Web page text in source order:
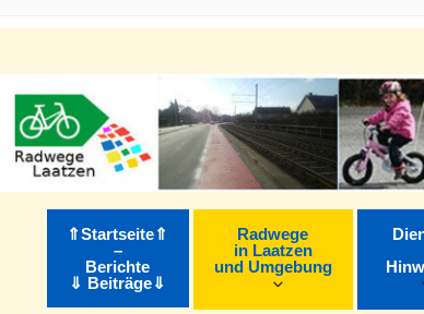
⇑Startseite⇑
–
Berichte
⇓ Beiträge⇓
Radwege
in Laatzen
und Umgebung